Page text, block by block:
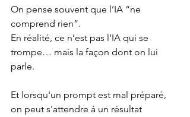
On pense souvent que l’IA “ne
comprend rien”.
En réalité, ce n’est pas l’IA qui se
trompe… mais la façon dont on lui
parle.
Et lorsqu'un prompt est mal préparé,
on peut s'attendre à un résultat